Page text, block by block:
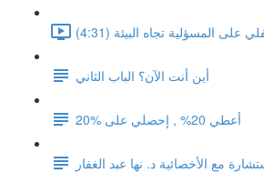
المسؤلية تجاه البيئة (4:31)
أين أنت الآن؟ الباب الثاني
أعطي 20% , إحصلي على %20
مع الأخصائية د. نها عبد الغفار